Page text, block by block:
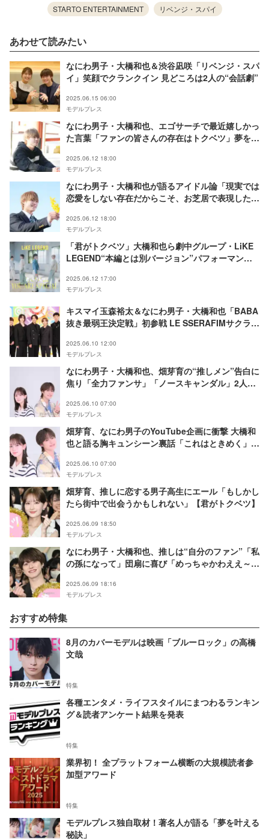
STARTO ENTERTAINMENT
リベンジ・スパイ
あわせて読みたい
なにわ男子・大橋和也＆渋谷凪咲「リベンジ・スパ
イ」笑顔でクランクイン 見どころは2人の“会話劇”
2025.06.15 06:00
モデルプレス
なにわ男子・大橋和也、エゴサーチで最近嬉しかっ
た言葉「ファンの皆さんの存在はトクベツ」夢を叶
Vol.4】
2025.06.12 18:00
モデルプレス
なにわ男子・大橋和也が語るアイドル論「現実では
恋愛をしない存在だからこそ、お芝居で表現した
2025.06.12 18:00
モデルプレス
「君がトクベツ」大橋和也ら劇中グループ・LiKE
LEGEND“本編とは別バージョン”パフォーマンス
2025.06.12 17:00
モデルプレス
キスマイ玉森裕太＆なにわ男子・大橋和也「BABA
抜き最弱王決定戦」初参戦 LE SSERAFIMサクラら
2025.06.10 12:00
モデルプレス
なにわ男子・大橋和也、畑芽育の“推しメン”告白に
焦り「全力ファンサ」「ノースキャンダル」2人に
ビュー連載Vol.2】
2025.06.10 07:00
モデルプレス
畑芽育、なにわ男子のYouTube企画に衝撃 大橋和
也と語る胸キュンシーン裏話「これはときめく」
2025.06.10 07:00
モデルプレス
畑芽育、推しに恋する男子高生にエール「もしかし
たら街中で出会うかもしれない」【君がトクベツ】
2025.06.09 18:50
モデルプレス
なにわ男子・大橋和也、推しは“自分のファン”「私
の孫になって」団扇に喜び「めっちゃかわええ～」
2025.06.09 18:16
モデルプレス
おすすめ特集
8月のカバーモデルは映画「ブルーロック」の高橋
文哉
特集
各種エンタメ・ライフスタイルにまつわるランキン
グ＆読者アンケート結果を発表
特集
業界初！ 全プラットフォーム横断の大規模読者参
加型アワード
特集
モデルプレス独自取材！著名人が語る「夢を叶える
秘訣」